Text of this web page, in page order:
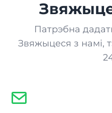
Патрэбна
Звяжыцеся з намі,